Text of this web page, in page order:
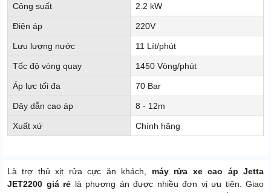
Công suất 2.2 kW
Điện áp 220V
Lưu lượng nước 11 Lít/phút
Tốc độ vòng quay 1450 Vòng/phút
Áp lực tối đa 70 Bar
Dây dẫn cao áp 8 - 12m
Xuất xứ Chính hãng
Là trợ thủ xịt rửa cực ăn khách, máy rửa xe cao áp Jetta
JET2200 giá rẻ là phương án được nhiều đơn vị ưu tiên. Giao